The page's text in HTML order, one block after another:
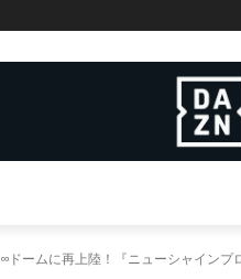
ームに再上陸！『ニューシャイン